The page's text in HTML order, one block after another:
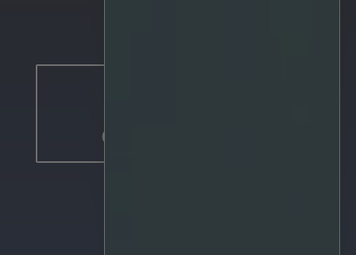
demostración